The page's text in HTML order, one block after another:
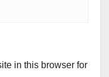
in this browser for